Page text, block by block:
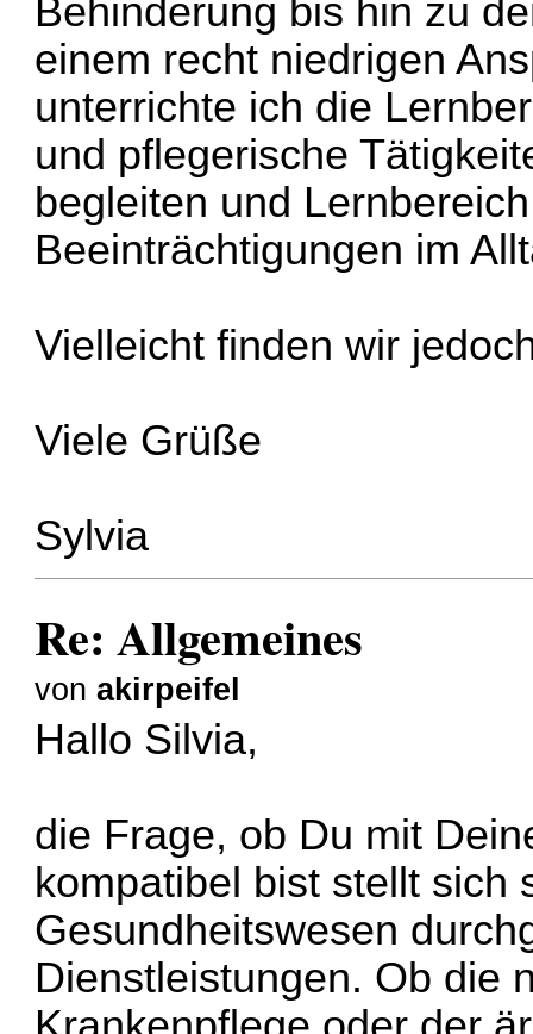
Behinderung bis hin zu
einem recht niedrigen
unterrichte ich die
und pflegerische
begleiten und
Beeinträchtigungen im
Vielleicht finden wir
Viele Grüße
Sylvia
Re: Allgemeines
vonakirpeifel
Hallo Silvia,
die Frage, ob Du mit
kompatibel bist stellt sich
Gesundheitswesen
Dienstleistungen. Ob die